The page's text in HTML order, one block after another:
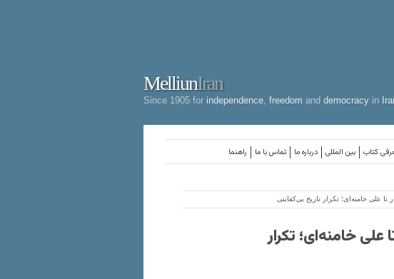
MelliunIran
Since 1905 for independence freedom and democracy in
راهنما تماس با ما درباره ما بین المللی کتاب
علی خامنه‌ای؛ تکرار تاریخ بی‌کفایتی
علی خامنه‌ای؛ تکرار